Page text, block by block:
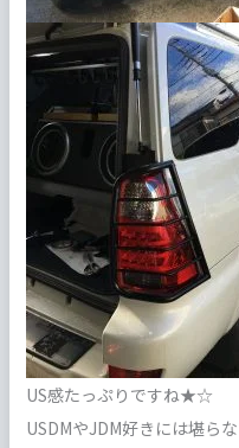
US感たっぷりですね★☆
USDMやJDM好きには堪ら